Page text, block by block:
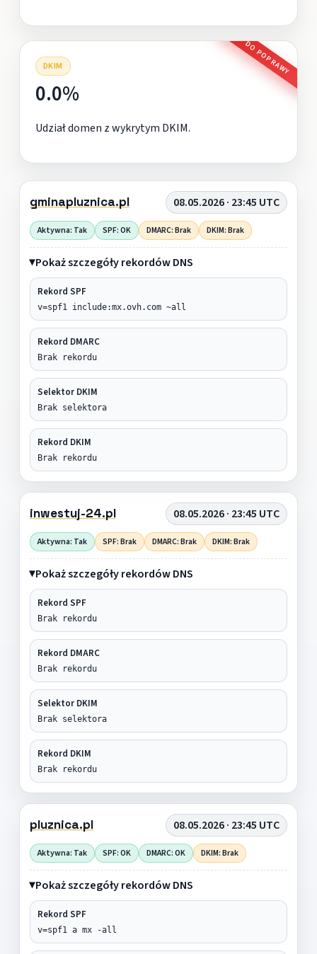
DKIM DO POPRAWY
0.0%
Udział domen z wykrytym DKIM.
gminapluznica.pl 08.05.2026 · 23:45 UTC
Aktywna: Tak SPF: OK DMARC: Brak DKIM: Brak
Pokaż szczegóły rekordów DNS
Rekord SPF
v=spf1 include:mx.ovh.com ~all
Rekord DMARC
Brak rekordu
Selektor DKIM
Brak selektora
Rekord DKIM
Brak rekordu
inwestuj-24.pl 08.05.2026 · 23:45 UTC
Aktywna: Tak SPF: Brak DMARC: Brak DKIM: Brak
Pokaż szczegóły rekordów DNS
Rekord SPF
Brak rekordu
Rekord DMARC
Brak rekordu
Selektor DKIM
Brak selektora
Rekord DKIM
Brak rekordu
pluznica.pl 08.05.2026 · 23:45 UTC
Aktywna: Tak SPF: OK DMARC: OK DKIM: Brak
Pokaż szczegóły rekordów DNS
Rekord SPF
v=spf1 a mx -all